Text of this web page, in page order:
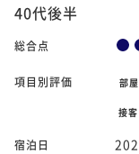
40代後半
総合点
項目別評価 部屋
接
宿泊日